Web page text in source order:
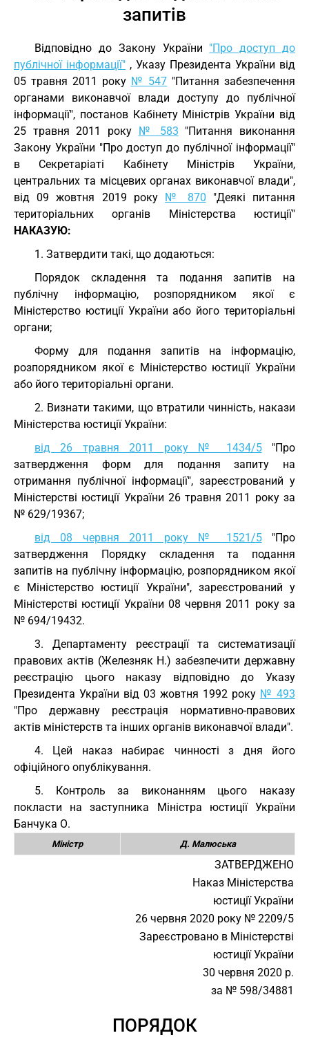
запитів
Відповідно до Закону України "Про доступ до
публічної інформації" , Указу Президента України від
05 травня 2011 року № 547 "Питання забезпечення
органами виконавчої влади доступу до публічної
інформації", постанов Кабінету Міністрів України від
25 травня 2011 року № 583 "Питання виконання
Закону України "Про доступ до публічної інформації"
в Секретаріаті Кабінету Міністрів України,
центральних та місцевих органах виконавчої влади",
від 09 жовтня 2019 року № 870 "Деякі питання
територіальних органів Міністерства юстиції"
НАКАЗУЮ:
1. Затвердити такі, що додаються:
Порядок складення та подання запитів на
публічну інформацію, розпорядником якої є
Міністерство юстиції України або його територіальні
органи;
Форму для подання запитів на інформацію,
розпорядником якої є Міністерство юстиції України
або його територіальні органи.
2. Визнати такими, що втратили чинність, накази
Міністерства юстиції України:
від 26 травня 2011 року № 1434/5"Про
затвердження форм для подання запиту на
отримання публічної інформації", зареєстрований у
Міністерстві юстиції України 26 травня 2011 року за
№ 629/19367;
від 08 червня 2011 року № 1521/5"Про
затвердження Порядку складення та подання
запитів на публічну інформацію, розпорядником якої
є Міністерство юстиції України", зареєстрований у
Міністерстві юстиції України 08 червня 2011 року за
№ 694/19432.
3. Департаменту реєстрації та систематизації
правових актів (Железняк Н.) забезпечити державну
реєстрацію цього наказу відповідно до Указу
Президента України від 03 жовтня 1992 року № 493
"Про державну реєстрація нормативно-правових
актів міністерств та інших органів виконавчої влади".
4. Цей наказ набирає чинності з дня його
офіційного опублікування.
5. Контроль за виконанням цього наказу
покласти на заступника Міністра юстиції України
Банчука О.
Міністр Д. Малюська
ЗАТВЕРДЖЕНО
Наказ Міністерства
юстиції України
26 червня 2020 року № 2209/5
Зареєстровано в Міністерстві
юстиції України
30 червня 2020 р.
за № 598/34881
ПОРЯДОК